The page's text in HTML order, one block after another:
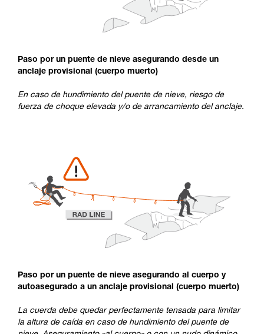
Paso por un puente de nieve asegurando desde un
anclaje provisional (cuerpo muerto)
En caso de hundimiento del puente de nieve, riesgo de
fuerza de choque elevada y/o de arrancamiento del anclaje.
Paso por un puente de nieve asegurando al cuerpo y
autoasegurado a un anclaje provisional (cuerpo muerto)
La cuerda debe quedar perfectamente tensada para limitar
la altura de caída en caso de hundimiento del puente de